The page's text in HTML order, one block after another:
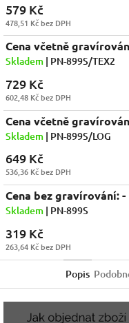
579 Kč
478,51 Kč bez DPH
Cena včetně
Skladem | PN-899S/TEX2
729 Kč
602,48 Kč bez DPH
Cena včetně
Skladem | PN-899S/LOG
649 Kč
536,36 Kč bez DPH
Cena bez gravírování: -
Skladem | PN-899S
319 Kč
263,64 Kč bez DPH
Popis